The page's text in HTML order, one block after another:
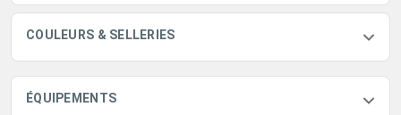
COULEURS & SELLERIES
ÉQUIPEMENTS